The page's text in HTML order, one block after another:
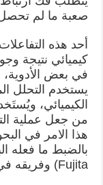
صعبة ما لم
أحد هذه
كيميائي نتيجة
في بعض
يستخدم التحلل
الكيميائي،
من جعل عملية
هذا الامر في
Fujita) وفريقه في قسم الكيمياء التطبيقية.